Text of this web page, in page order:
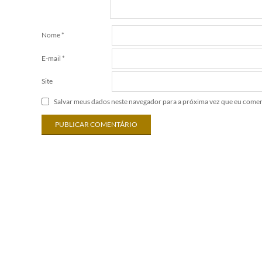
Nome *
E-mail *
Site
Salvar meus dados neste navegador para a próxima vez que eu